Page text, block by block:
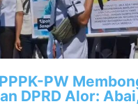
PW
DPRD Alor: